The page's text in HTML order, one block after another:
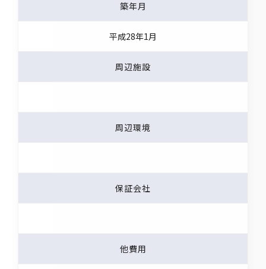
築年月
平成28年1月
周辺施設
周辺環境
保証会社
他費用